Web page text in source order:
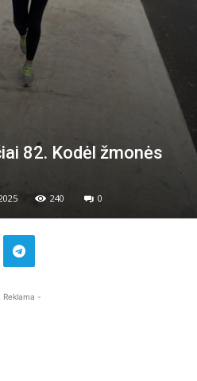
82. Kodėl žmonės
240 0
Reklama -